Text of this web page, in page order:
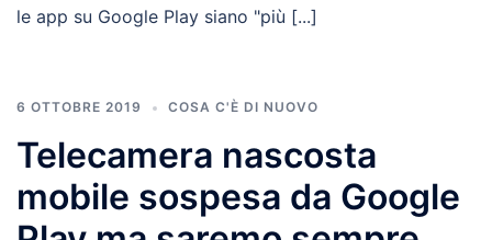
le app su Google Play siano "più [...]
6 OTTOBRE 2019 COSA C'È DI NUOVO
Telecamera nascosta
mobile sospesa da Google